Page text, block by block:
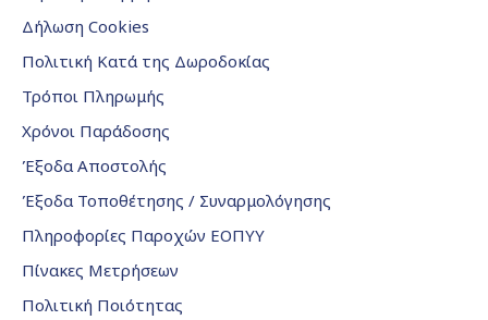
Δήλωση Cookies
Πολιτική Κατά της Δωροδοκίας
Τρόποι Πληρωμής
Χρόνοι Παράδοσης
Έξοδα Αποστολής
Έξοδα Τοποθέτησης / Συναρμολόγησης
Πληροφορίες Παροχών ΕΟΠΥΥ
Πίνακες Μετρήσεων
Πολιτική Ποιότητας